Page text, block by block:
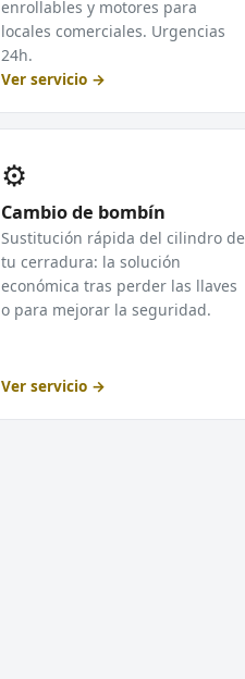
enrollables y motores para
locales comerciales. Urgencias
24h.
Ver servicio →
⚙️
Cambio de bombín
Sustitución rápida del cilindro de
tu cerradura: la solución
económica tras perder las llaves
o para mejorar la seguridad.
Ver servicio →